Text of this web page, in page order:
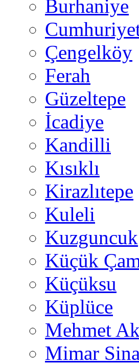
Burhaniye
Çengelköy
Ferah
Güzeltepe
İcadiye
Kandilli
Kısıklı
Kirazlıtepe
Kuleli
Kuzguncuk
Küçük
Küçüksu
Küplüce
Mehmet
Mimar